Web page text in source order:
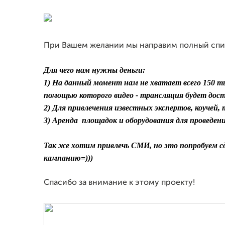
При Вашем желании мы направим полный
Для чего нам нужны деньги:
1) На данный момент нам не хватает всего 150
помощью которого видео - трансляция будет
2) Для привлечения известных экспертов,
3) Аренда площадок и оборудования для
Так же хотим привлечь СМИ, но это попробуем
кампанию=)))
Спасибо за внимание к этому проекту!